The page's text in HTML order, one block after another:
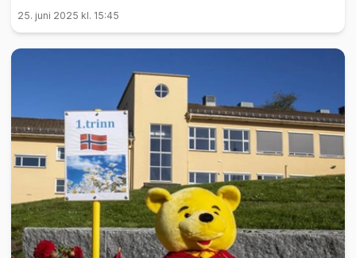
25. juni 2025 kl. 15:45